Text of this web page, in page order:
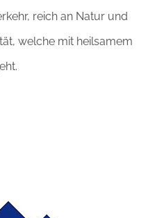
reich an Natur und
welche mit heilsamem